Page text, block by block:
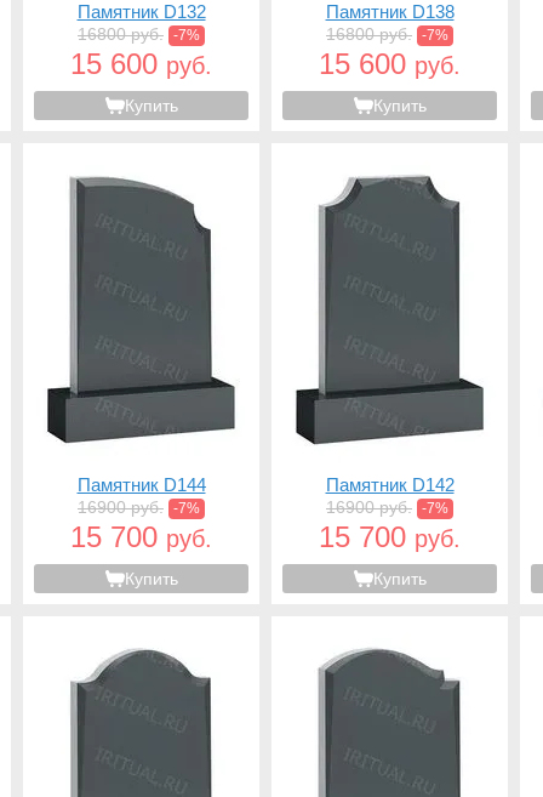
Памятник D132
16800 руб. -7%
15 600 руб.
Купить
Памятник D138
16800 руб. -7%
15 600 руб.
Купить
Памятник D144
16900 руб. -7%
15 700 руб.
Купить
Памятник D142
16900 руб. -7%
15 700 руб.
Купить